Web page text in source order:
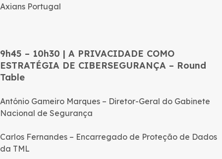
Axians Portugal
9h45 – 10h30 | A PRIVACIDADE COMO
ESTRATÉGIA DE CIBERSEGURANÇA – Round
Table
António Gameiro Marques – Diretor-Geral do Gabinete
Nacional de Segurança
Carlos Fernandes – Encarregado de Proteção de Dados
da TML